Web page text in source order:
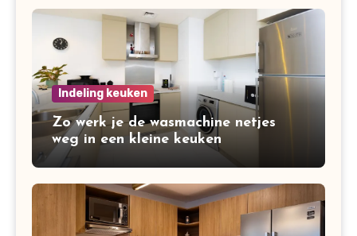
Indeling keuken
Zo werk je de wasmachine netjes
weg in een kleine keuken